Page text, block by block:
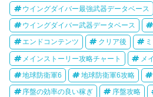
ウイングダイバー最強武器データベース
ウイングダイバー武器データベース
エンドコンテンツ クリア後
メインストーリー攻略チャート メ
地球防衛軍6 地球防衛軍6攻略
序盤の効率の良い稼ぎ 序盤攻略